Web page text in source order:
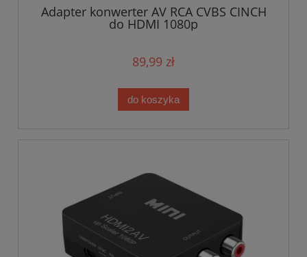
Adapter konwerter AV RCA CVBS CINCH
do HDMI 1080p
89,99 zł
do koszyka